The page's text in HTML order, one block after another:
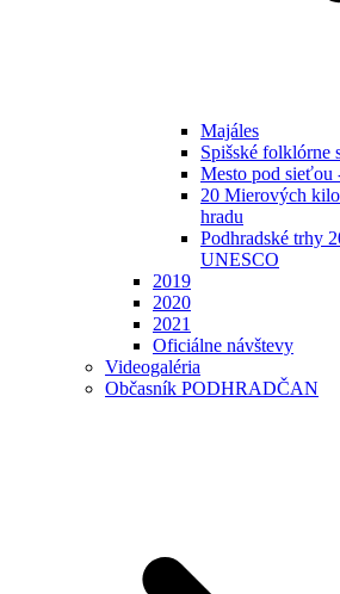
Majáles
Spišské folklórne
Mesto pod sieťou
20 Mierových
hradu
Podhradské trhy
UNESCO
2019
2020
2021
Oficiálne návštevy
Videogaléria
Občasník PODHRADČAN